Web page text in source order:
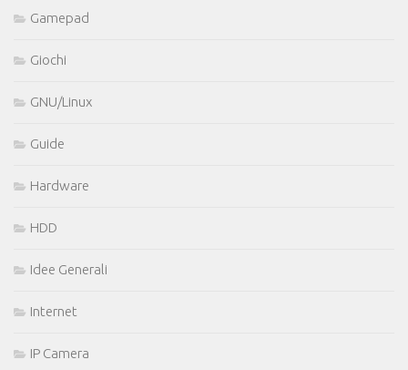
Gamepad
Giochi
GNU/Linux
Guide
Hardware
HDD
Idee Generali
Internet
IP Camera